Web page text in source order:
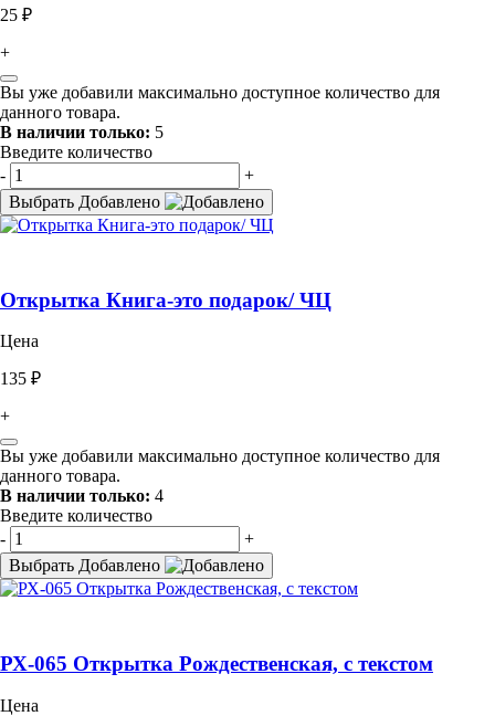
25 ₽
+
Вы уже добавили максимально доступное количество для
данного товара.
В наличии только: 5
Введите количество
-
+
Выбрать Добавлено
Открытка Книга-это подарок/ ЧЦ
Цена
135 ₽
+
Вы уже добавили максимально доступное количество для
данного товара.
В наличии только: 4
Введите количество
-
+
Выбрать Добавлено
РХ-065 Открытка Рождественская, с текстом
Цена